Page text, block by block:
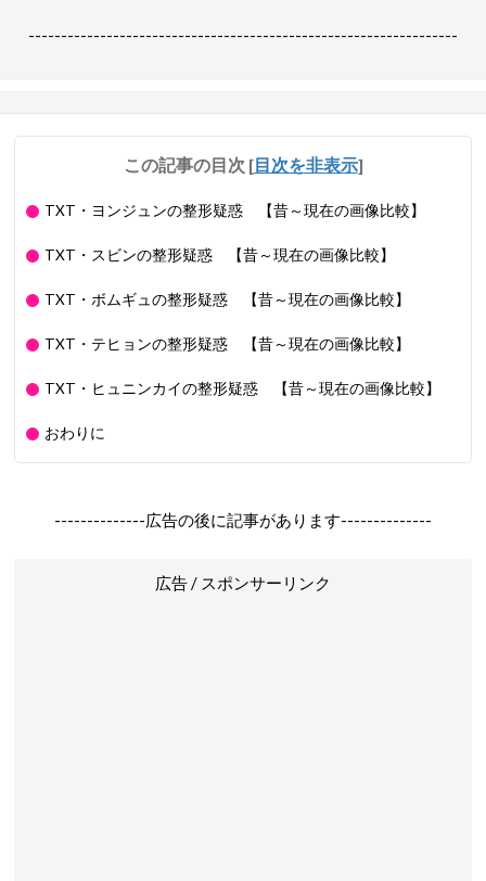
------------------------------------------------------------------
この記事の目次 [目次を非表示]
TXT・ヨンジュンの整形疑惑 【昔～現在の画像比較】
TXT・スビンの整形疑惑 【昔～現在の画像比較】
TXT・ボムギュの整形疑惑 【昔～現在の画像比較】
TXT・テヒョンの整形疑惑 【昔～現在の画像比較】
TXT・ヒュニンカイの整形疑惑 【昔～現在の画像比較】
おわりに
--------------広告の後に記事があります--------------
広告 / スポンサーリンク